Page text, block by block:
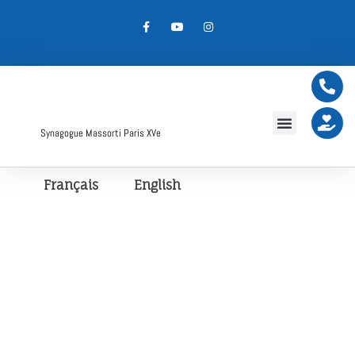
Synagogue Massorti Paris XVe
Français English